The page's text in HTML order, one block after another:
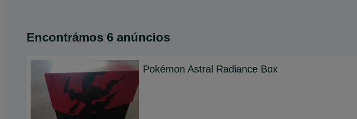
Encontrámos 6 anúncios
Pokémon Astral Radiance Box